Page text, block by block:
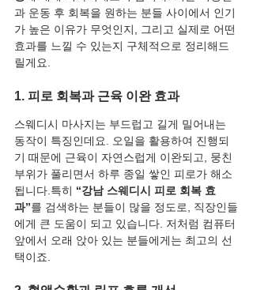
과 운동 후 회복을 원하는 분들 사이에서 인기
가 높은 이유가 무엇인지, 그리고 실제로 어떤
효과를 느낄 수 있는지 구체적으로 정리해드
릴게요.
1. 피로 회복과 근육 이완 효과
스웨디시 마사지는 부드럽고 길게 밀어내는
동작이 특징인데요. 오일을 활용하여 진행되
기 때문에 근육이 자연스럽게 이완되고, 뭉친
부위가 풀리면서 하루 종일 쌓인 피로가 해소
됩니다.특히 “강남 스웨디시 피로 회복 효
과”를 검색하는 분들이 많을 정도로, 직장인들
에게 큰 도움이 되고 있습니다. 저처럼 컴퓨터
앞에서 오래 앉아 있는 분들에게는 최고의 선
택이죠.